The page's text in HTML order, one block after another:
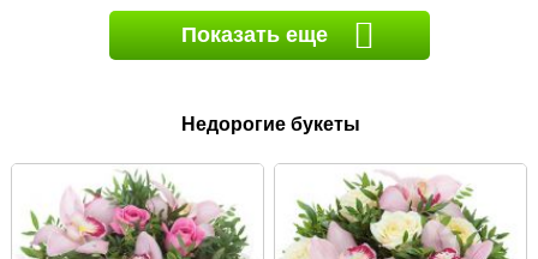
Показать еще
Недорогие букеты